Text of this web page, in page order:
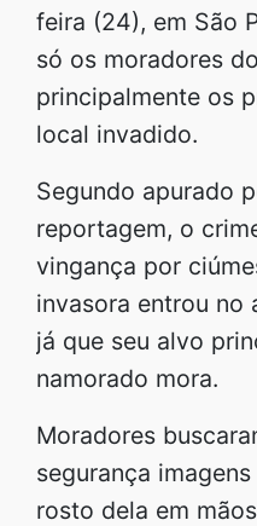
feira (24), em São
só os moradores
principalmente os
local invadido.
Segundo apurado
reportagem, o
vingança por
invasora entrou no
já que seu alvo
namorado mora.
Moradores
segurança
rosto dela em